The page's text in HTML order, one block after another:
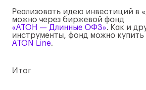
Реализовать идею инвестиций в
можно через биржевой фонд
«АТОН — Длинные ОФЗ». Как и
инструменты, фонд можно
ATON Line.
Итог